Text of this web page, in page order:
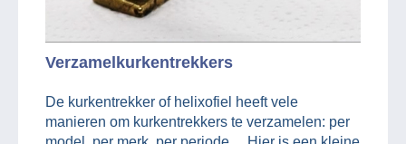
Verzamelkurkentrekkers
De kurkentrekker of helixofiel heeft vele
manieren om kurkentrekkers te verzamelen: per